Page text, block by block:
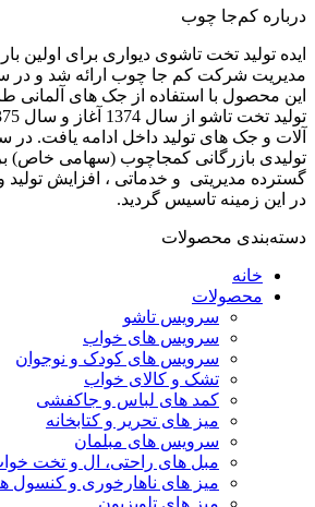
درباره کم‌جا چوب
ایده تولید تخت تاشوی دیواری برای اولین
این محصول با استفاده از جک های آلمانی
تولیدی بازرگانی کمجاچوب (سهامی خاص)
گسترده مدیریتی و خدماتی ، افزایش تولید
در این زمینه تاسیس گردید.
دسته‌بندی محصولات
خانه
محصولات
سرویس تاشو
سرویس های خواب
سرویس های کودک و نوجوان
تشک و کالای خواب
کمد های لباس و جاکفشی
میز های تحریر و کتابخانه
سرویس های مبلمان
مبل های راحتی، ال و تخت
میز های ناهارخوری و کنسول
میز های تلویزیون